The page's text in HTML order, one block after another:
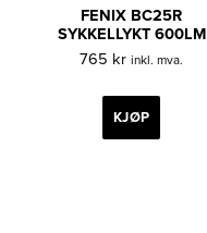
FENIX BC25R
SYKKELLYKT 600LM
765 kr inkl. mva.
KJØP